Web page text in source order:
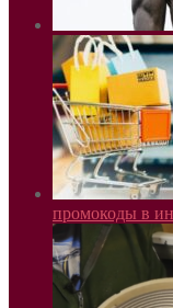
промокоды в